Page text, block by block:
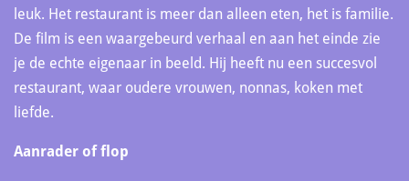
leuk. Het restaurant is meer dan alleen eten, het is familie.
De film is een waargebeurd verhaal en aan het einde zie
je de echte eigenaar in beeld. Hij heeft nu een succesvol
restaurant, waar oudere vrouwen, nonnas, koken met
liefde.
Aanrader of flop